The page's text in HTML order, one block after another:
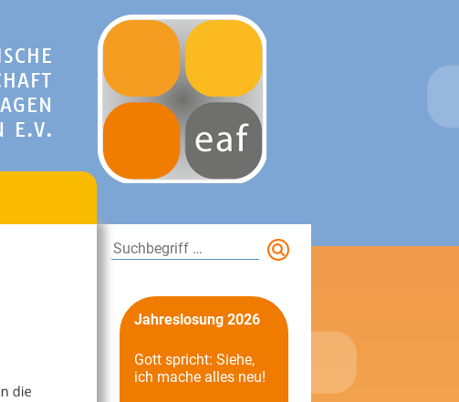
E.V.
Jahreslosung 2026
Gott spricht: Siehe,
ich mache alles neu!